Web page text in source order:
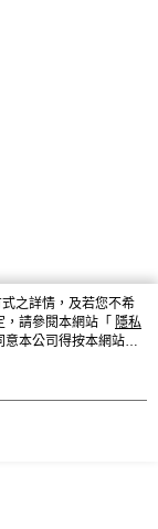
之詳情，及若您不希
請參閱本網站「 隱私
意本公司得按本網站使